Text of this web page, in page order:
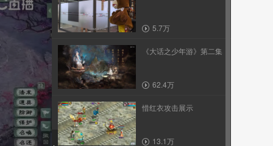
5.7万
《大话之少年游》第二集
62.4万
惜红衣攻击展示
13.1万